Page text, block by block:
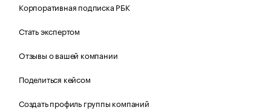
Корпоративная подписка РБК
Стать экспертом
Отзывы о вашей компании
Поделиться кейсом
Создать профиль группы компаний